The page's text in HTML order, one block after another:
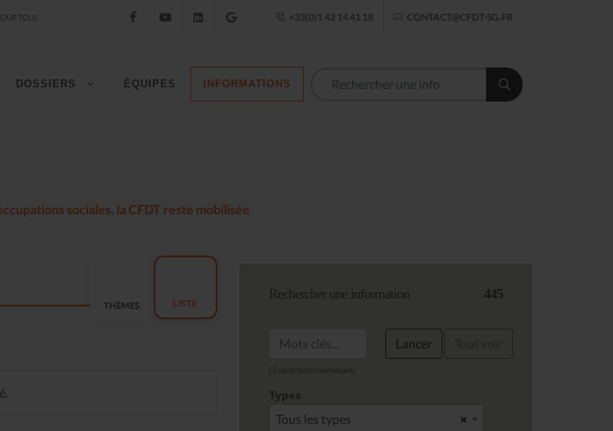
TOUS FacebookYouTube LinkedIn Google Établissement
+33(0)1 42 14 41 18 CONTACT@CFDT-SG.FR
DOSSIERS ÉQUIPES INFORMATIONS
sociales, la CFDT reste mobilisée
THÈMES LISTE
Rechercher une information 445
Lancer
Types
×
Tous les types